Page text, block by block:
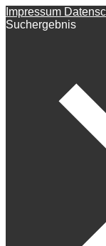
Impressum
Suchergebnis